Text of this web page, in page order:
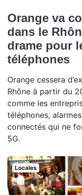
Orange va
dans le
drame pour
téléphones
Orange cessera
Rhône à partir du
comme les
téléphones,
connectés qui ne
5G.
Locales